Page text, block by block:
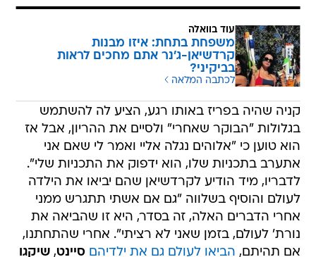
עוד בוואלה
משפחת בתחת: איזו מבנות
קרדשיאן-ג'נר אתם מחכים לראות
בביקיני?
לכתבה המלאה
קניה שהיה בפריז באותו רגע, הציע לה להשתמש
בגלולות "הבוקר שאחרי" ולסיים את ההריון, אבל אז
הוא טוען כי "אלוהים נגלה אליי ואמר לי שאם אני
אתערב בתכניות שלו, הוא ידפוק את התכניות שלי".
לדבריו, מיד הודיע לקרדשיאן שהם יביאו את הילדה
לעולם והוסיף בשלווה "גם אם אשתי תתגרש ממני
אחרי הדברים האלה, זה בסדר, היא זו שהביאה את
נורת' לעולם, בזמן שאני לא רציתי". אחרי שהתחתנו,
אם תהיתם, הביאו לעולם גם את ילדיהם סיינט,שיקגו